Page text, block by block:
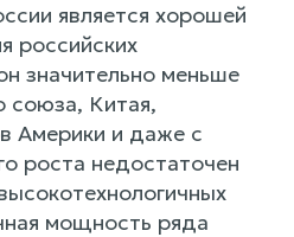
является хорошей
российских
значительно меньше
союза, Китая,
Америки и даже с
роста недостаточен
мощность ряда